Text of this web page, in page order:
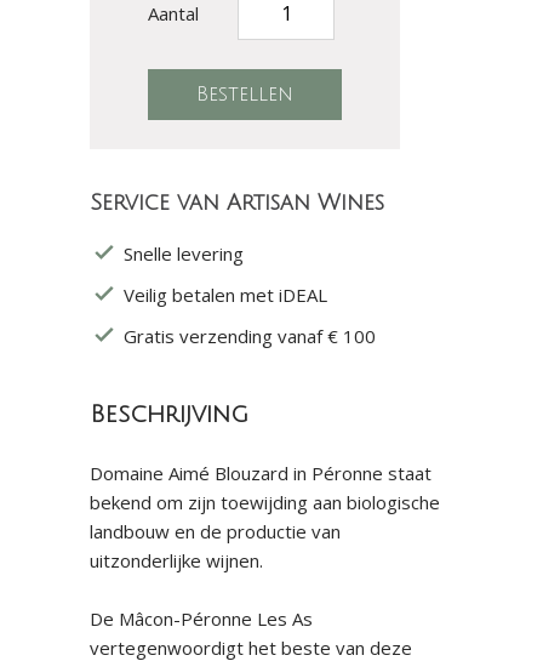
Aantal
Service van Artisan Wines
Snelle levering
Veilig betalen met iDEAL
Gratis verzending vanaf € 100
Beschrijving
Domaine Aimé Blouzard in Péronne staat
bekend om zijn toewijding aan biologische
landbouw en de productie van
uitzonderlijke wijnen.
De Mâcon-Péronne Les As
vertegenwoordigt het beste van deze